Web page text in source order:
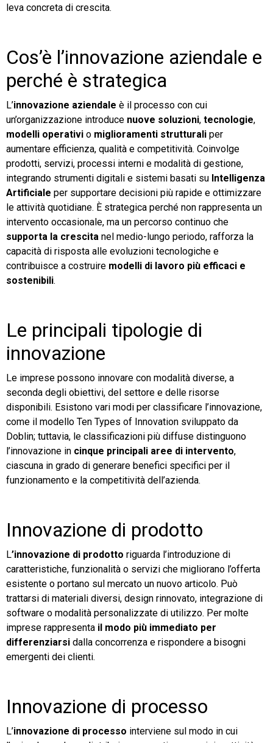
leva concreta di crescita.
Cos’è l’innovazione aziendale e
perché è strategica
L’innovazione aziendale è il processo con cui
un’organizzazione introduce nuove soluzioni, tecnologie,
modelli operativi o miglioramenti strutturali per
aumentare efficienza, qualità e competitività. Coinvolge
prodotti, servizi, processi interni e modalità di gestione,
integrando strumenti digitali e sistemi basati su Intelligenza
Artificiale per supportare decisioni più rapide e ottimizzare
le attività quotidiane. È strategica perché non rappresenta un
intervento occasionale, ma un percorso continuo che
supporta la crescita nel medio-lungo periodo, rafforza la
capacità di risposta alle evoluzioni tecnologiche e
contribuisce a costruire modelli di lavoro più efficaci e
sostenibili.
Le principali tipologie di
innovazione
Le imprese possono innovare con modalità diverse, a
seconda degli obiettivi, del settore e delle risorse
disponibili. Esistono vari modi per classificare l’innovazione,
come il modello Ten Types of Innovation sviluppato da
Doblin; tuttavia, le classificazioni più diffuse distinguono
l’innovazione in cinque principali aree di intervento,
ciascuna in grado di generare benefici specifici per il
funzionamento e la competitività dell’azienda.
Innovazione di prodotto
L’innovazione di prodotto riguarda l’introduzione di
caratteristiche, funzionalità o servizi che migliorano l’offerta
esistente o portano sul mercato un nuovo articolo. Può
trattarsi di materiali diversi, design rinnovato, integrazione di
software o modalità personalizzate di utilizzo. Per molte
imprese rappresenta il modo più immediato per
differenziarsi dalla concorrenza e rispondere a bisogni
emergenti dei clienti.
Innovazione di processo
L’innovazione di processo interviene sul modo in cui